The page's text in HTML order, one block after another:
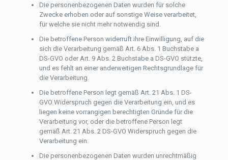
Die personenbezogenen Daten wurden für solche
Zwecke erhoben oder auf sonstige Weise verarbeitet,
für welche sie nicht mehr notwendig sind.
Die betroffene Person widerruft ihre Einwilligung, auf die
sich die Verarbeitung gemäß Art. 6 Abs. 1 Buchstabe a
DS-GVO oder Art. 9 Abs. 2 Buchstabe a DS-GVO stützte,
und es fehlt an einer anderweitigen Rechtsgrundlage für
die Verarbeitung.
Die betroffene Person legt gemäß Art. 21 Abs. 1 DS-
GVO Widerspruch gegen die Verarbeitung ein, und es
liegen keine vorrangigen berechtigten Gründe für die
Verarbeitung vor, oder die betroffene Person legt
gemäß Art. 21 Abs. 2 DS-GVO Widerspruch gegen die
Verarbeitung ein.
Die personenbezogenen Daten wurden unrechtmäßig